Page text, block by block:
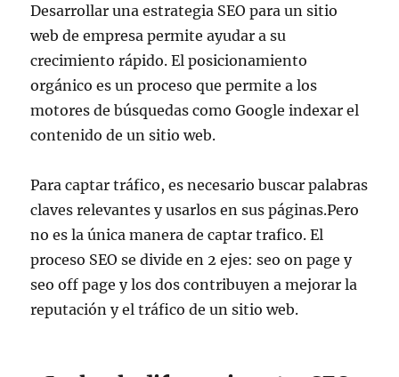
Desarrollar una estrategia SEO para un sitio
web de empresa permite ayudar a su
crecimiento rápido. El posicionamiento
orgánico es un proceso que permite a los
motores de búsquedas como Google indexar el
contenido de un sitio web.
Para captar tráfico, es necesario buscar palabras
claves relevantes y usarlos en sus páginas.Pero
no es la única manera de captar trafico. El
proceso SEO se divide en 2 ejes: seo on page y
seo off page y los dos contribuyen a mejorar la
reputación y el tráfico de un sitio web.